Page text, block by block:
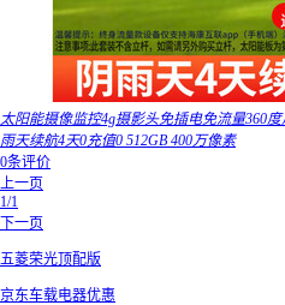
太阳能摄像监控4g摄影头免插电免流量360
雨天续航4天0充值0 512GB 400万像素
0条评价
上一页
1/1
下一页
五菱荣光顶配版
京东车载电器优惠